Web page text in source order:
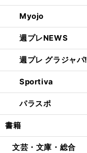
Myojo
週プレNEWS
週プレ グラジャパ!
Sportiva
パラスポ
書籍
文芸・文庫・総合